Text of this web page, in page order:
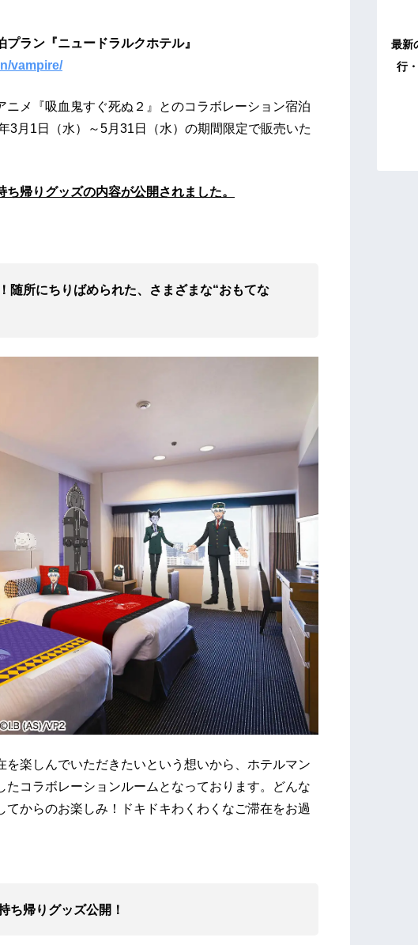
ラン『ニュードラルクホテル』
vampire/
メ『吸血鬼すぐ死ぬ２』とのコラボレーション宿泊
3月1日（水）～5月31日（水）の期間限定で販売いた
帰りグッズの内容が公開されました。
随所にちりばめられた、さまざまな“おもてな
楽しんでいただきたいという想いから、ホテルマン
コラボレーションルームとなっております。どんな
からのお楽しみ！ドキドキわくわくなご滞在をお過
ち帰りグッズ公開！
最新
行